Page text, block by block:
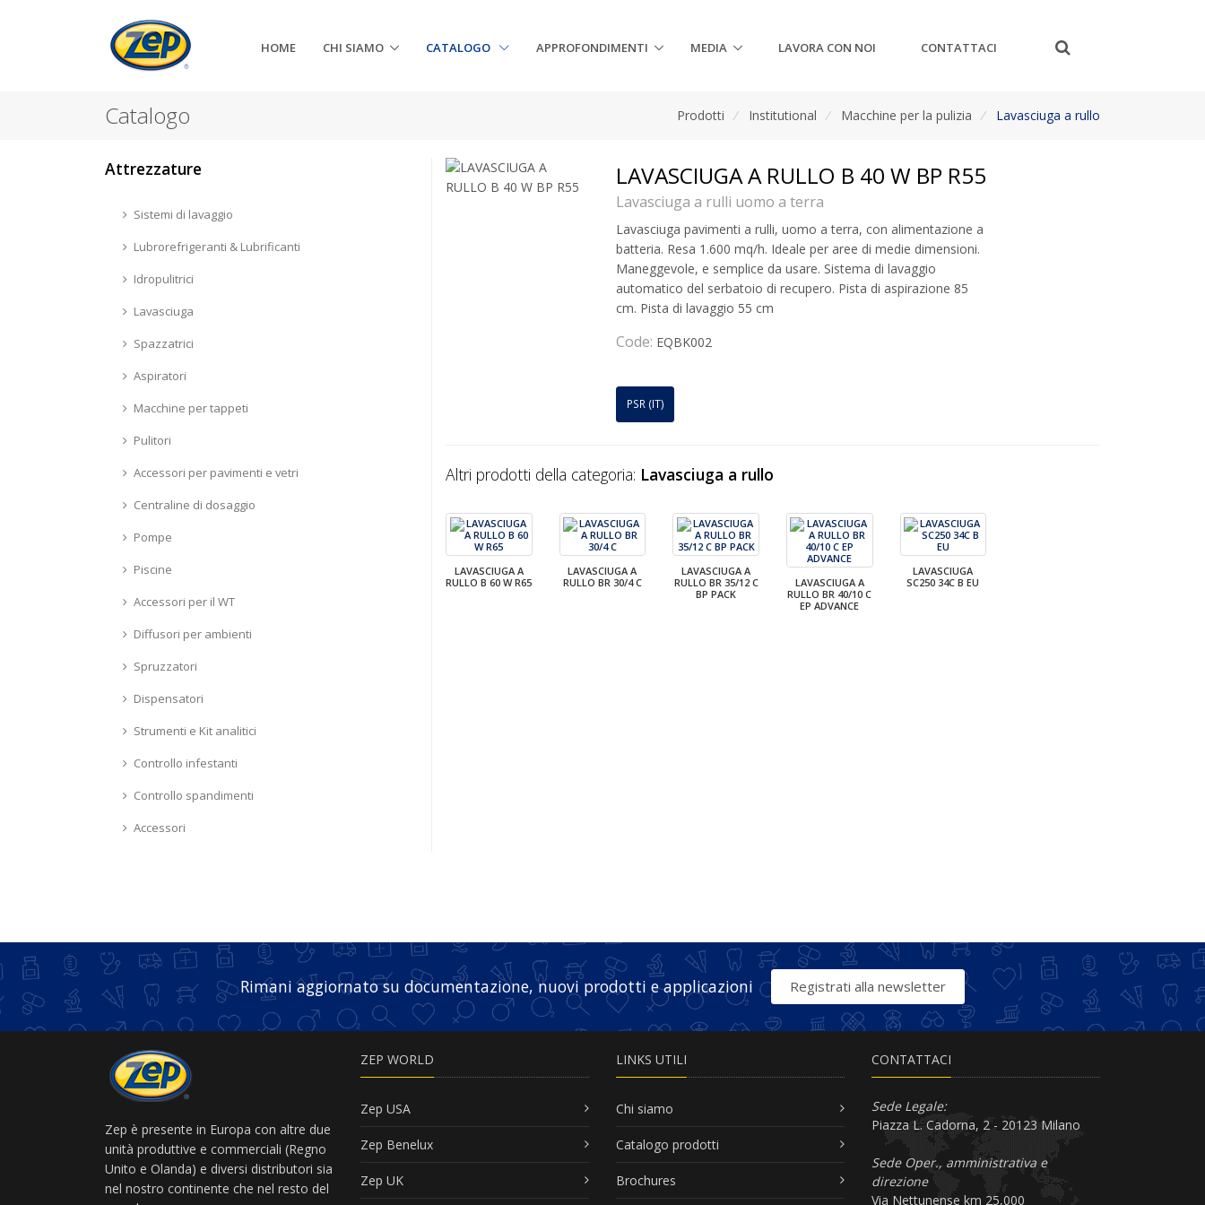
HOME CHI SIAMO CATALOGO APPROFONDIMENTI MEDIA LAVORA CON NOI CONTATTACI
Catalogo Prodotti / Institutional / Macchine per la pulizia / Lavasciuga a rullo
LAVASCIUGA A RULLO B 40 W BP R55
Lavasciuga a rulli uomo a terra
Lavasciuga pavimenti a rulli, uomo a terra, con alimentazione a
batteria. Resa 1.600 mq/h. Ideale per aree di medie dimensioni.
Maneggevole, e semplice da usare. Sistema di lavaggio
automatico del serbatoio di recupero. Pista di aspirazione 85
cm. Pista di lavaggio 55 cm
Code: EQBK002
PSR (IT)
Altri prodotti della categoria: Lavasciuga a rullo
LAVASCIUGA A
RULLO B 60 W R65
LAVASCIUGA A
RULLO BR 30/4 C
LAVASCIUGA A
RULLO BR 35/12 C
BP PACK
LAVASCIUGA A
RULLO BR 40/10 C
EP ADVANCE
LAVASCIUGA
SC250 34C B EU
Attrezzature
Sistemi di lavaggio
Lubrorefrigeranti & Lubrificanti
Idropulitrici
Lavasciuga
Spazzatrici
Aspiratori
Macchine per tappeti
Pulitori
Accessori per pavimenti e vetri
Centraline di dosaggio
Pompe
Piscine
Accessori per il WT
Diffusori per ambienti
Spruzzatori
Dispensatori
Strumenti e Kit analitici
Controllo infestanti
Controllo spandimenti
Accessori
Rimani aggiornato su documentazione, nuovi prodotti e applicazioni Registrati alla newsletter
Zep è presente in Europa con altre due
unità produttive e commerciali (Regno
Unito e Olanda) e diversi distributori sia
nel nostro continente che nel resto del
ZEP WORLD
Zep USA
Zep Benelux
Zep UK
LINKS UTILI
Chi siamo
Catalogo prodotti
Brochures
CONTATTACI
Sede Legale:
Piazza L. Cadorna, 2 - 20123 Milano
Sede Oper., amministrativa e
direzione
Via Nettunense km 25,000